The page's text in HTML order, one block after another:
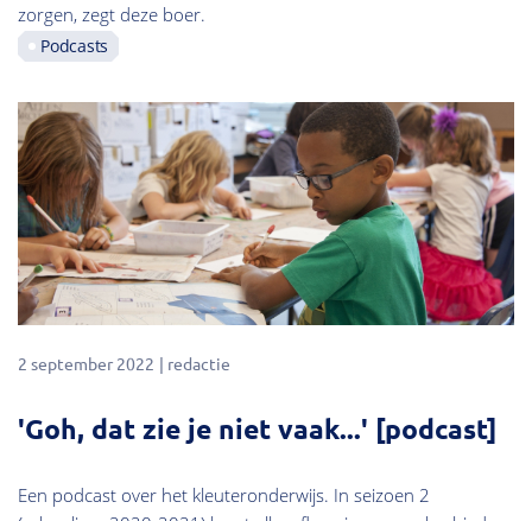
zorgen, zegt deze boer.
Podcasts
2 september 2022 redactie
'Goh, dat zie je niet vaak...' [podcast]
Een podcast over het kleuteronderwijs. In seizoen 2